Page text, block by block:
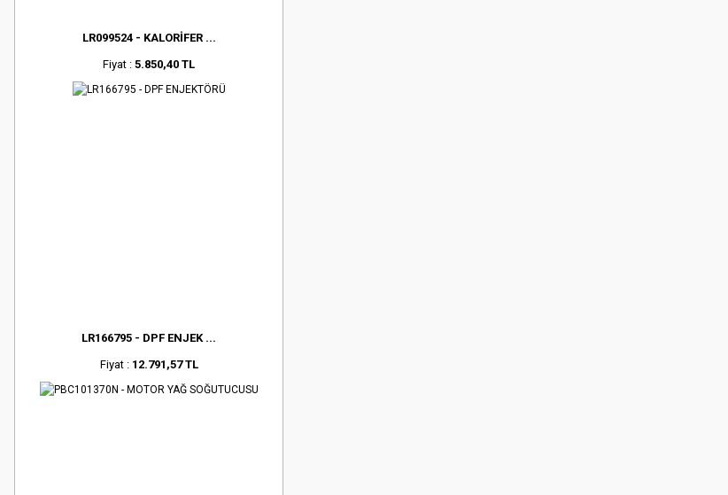
LR099524 - KALORİFER ...
Fiyat : 5.850,40 TL
LR166795 - DPF ENJEK ...
Fiyat : 12.791,57 TL